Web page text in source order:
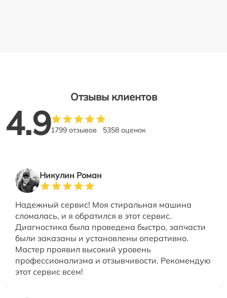
Отзывы клиентов
4.91799 отзывов 5358 оценок
Никулин Роман
Надежный сервис! Моя стиральная машина
сломалась, и я обратился в этот сервис.
Диагностика была проведена быстро, запчасти
были заказаны и установлены оперативно.
Мастер проявил высокий уровень
профессионализма и отзывчивости. Рекомендую
этот сервис всем!